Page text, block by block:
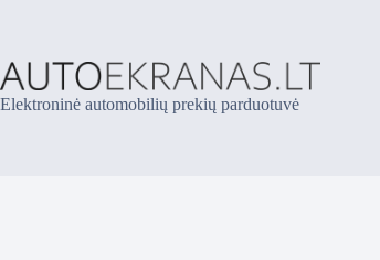
Elektroninė automobilių prekių parduotuvė